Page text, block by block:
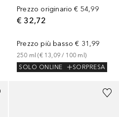
Prezzo originario € 54,99
€ 32,72
Prezzo più basso € 31,99
250 ml (€ 13,09 / 100 ml )
SOLO ONLINE
SORPRESA